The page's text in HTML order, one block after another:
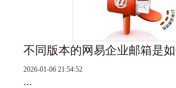
不同版本的网易企业邮箱是
2026-01-06 21:54:52
...